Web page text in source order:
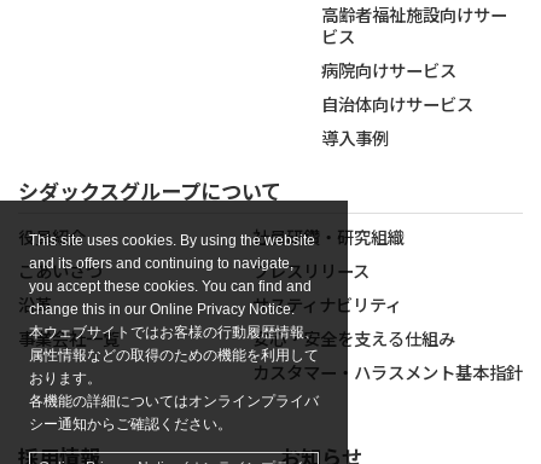
This site uses cookies. By using the website
and its offers and continuing to navigate,
you accept these cookies. You can find and
change this in our Online Privacy Notice.
本ウェブサイトではお客様の行動履歴情報、
属性情報などの取得のための機能を利用して
おります。
各機能の詳細についてはオンラインプライバ
シー通知からご確認ください。
高齢者福祉施設向けサー
ビス
病院向けサービス
自治体向けサービス
導入事例
シダックスグループについて
役員紹介
ごあいさつ
沿革
事業会社一覧
社員研鑽・研究組織
プレスリリース
サスティナビリティ
安心・安全を支える仕組み
カスタマー・ハラスメント基本指針
採用情報 お知らせ